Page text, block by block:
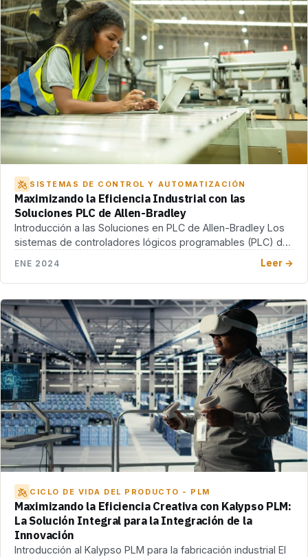
SISTEMAS DE CONTROL Y AUTOMATIZACIÓN
Maximizando la Eficiencia Industrial con las
Soluciones PLC de Allen-Bradley
Introducción a las Soluciones en PLC de Allen-Bradley Los
sistemas de controladores lógicos programables (PLC) de
ENE 2024 Leer →
CICLO DE VIDA DEL PRODUCTO - PLM
Maximizando la Eficiencia Creativa con Kalypso PLM:
La Solución Integral para la Integración de la
Innovación
Introducción al Kalypso PLM para la fabricación industrial El